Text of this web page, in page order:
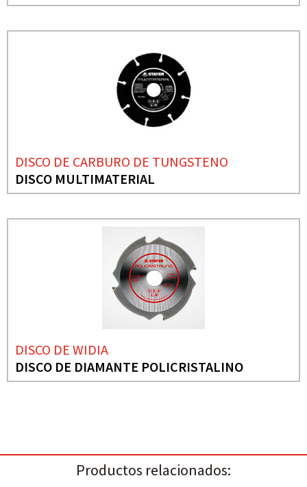
DISCO DE CARBURO DE TUNGSTENO
DISCO MULTIMATERIAL
DISCO DE WIDIA
DISCO DE DIAMANTE POLICRISTALINO
Productos relacionados: